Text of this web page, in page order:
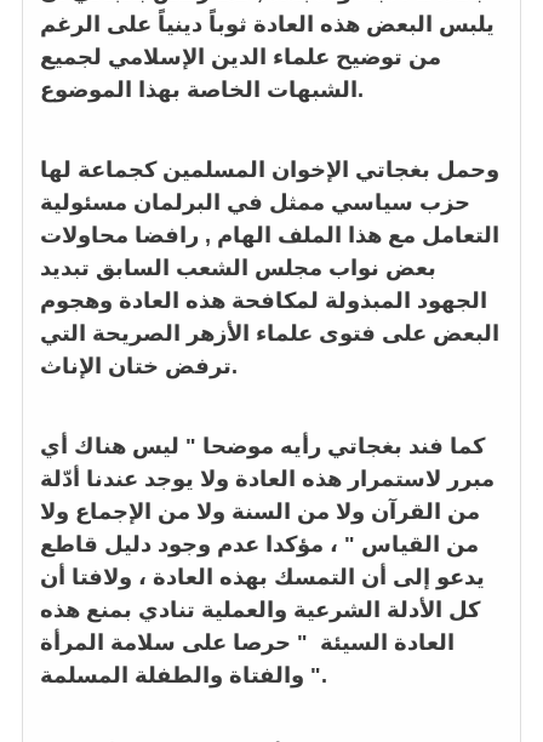
يلبس البعض هذه العادة ثوباً دينياً على الرغم
من توضيح علماء الدين الإسلامي لجميع
الشبهات الخاصة بهذا الموضوع.
وحمل بغجاتي الإخوان المسلمين كجماعة لها
حزب سياسي ممثل في البرلمان مسئولية
التعامل مع هذا الملف الهام , رافضا محاولات
بعض نواب مجلس الشعب السابق تبديد
الجهود المبذولة لمكافحة هذه العادة وهجوم
البعض على فتوى علماء الأزهر الصريحة التي
ترفض ختان الإناث.
كما فند بغجاتي رأيه موضحا " ليس هناك أي
مبرر لاستمرار هذه العادة ولا يوجد عندنا أدّلة
من القرآن ولا من السنة ولا من الإجماع ولا
من القياس " ، مؤكدا عدم وجود دليل قاطع
يدعو إلى أن التمسك بهذه العادة ، ولافتا أن
كل الأدلة الشرعية والعملية تنادي بمنع هذه
العادة السيئة " حرصا على سلامة المرأة
والفتاة والطفلة المسلمة ".